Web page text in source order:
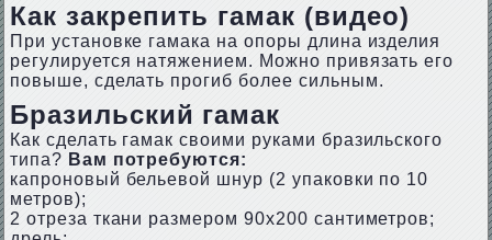
Как закрепить гамак (видео)
При установке гамака на опоры длина изделия
регулируется натяжением. Можно привязать его
повыше, сделать прогиб более сильным.
Бразильский гамак
Как сделать гамак своими руками бразильского
типа? Вам потребуются:
капроновый бельевой шнур (2 упаковки по 10
метров);
2 отреза ткани размером 90х200 сантиметров;